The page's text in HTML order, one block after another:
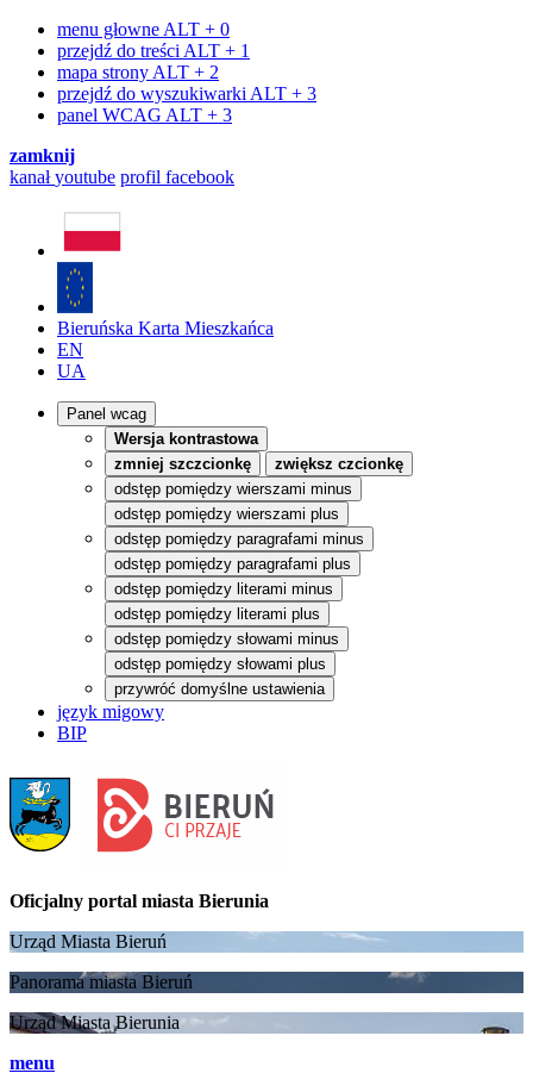
menu głowne ALT + 0
przejdź do treści ALT + 1
mapa strony ALT + 2
przejdź do wyszukiwarki ALT + 3
panel WCAG ALT + 3
zamknij
kanałyoutube profil facebook
Bieruńska Karta Mieszkańca
EN
UA
Panel wcag
Wersja kontrastowa
zmniej szczcionkę
zwiększ czcionkę
odstęp pomiędzy wierszami minus
odstęp pomiędzy wierszami plus
odstęp pomiędzy paragrafami minus
odstęp pomiędzy paragrafami plus
odstęp pomiędzy literami minus
odstęp pomiędzy literami plus
odstęp pomiędzy słowami minus
odstęp pomiędzy słowami plus
przywróć domyślne ustawienia
język migowy
BIP
Oficjalny portal miasta Bierunia
Urząd Miasta Bieruń
Panorama miasta Bieruń
Urząd Miasta Bierunia
menu